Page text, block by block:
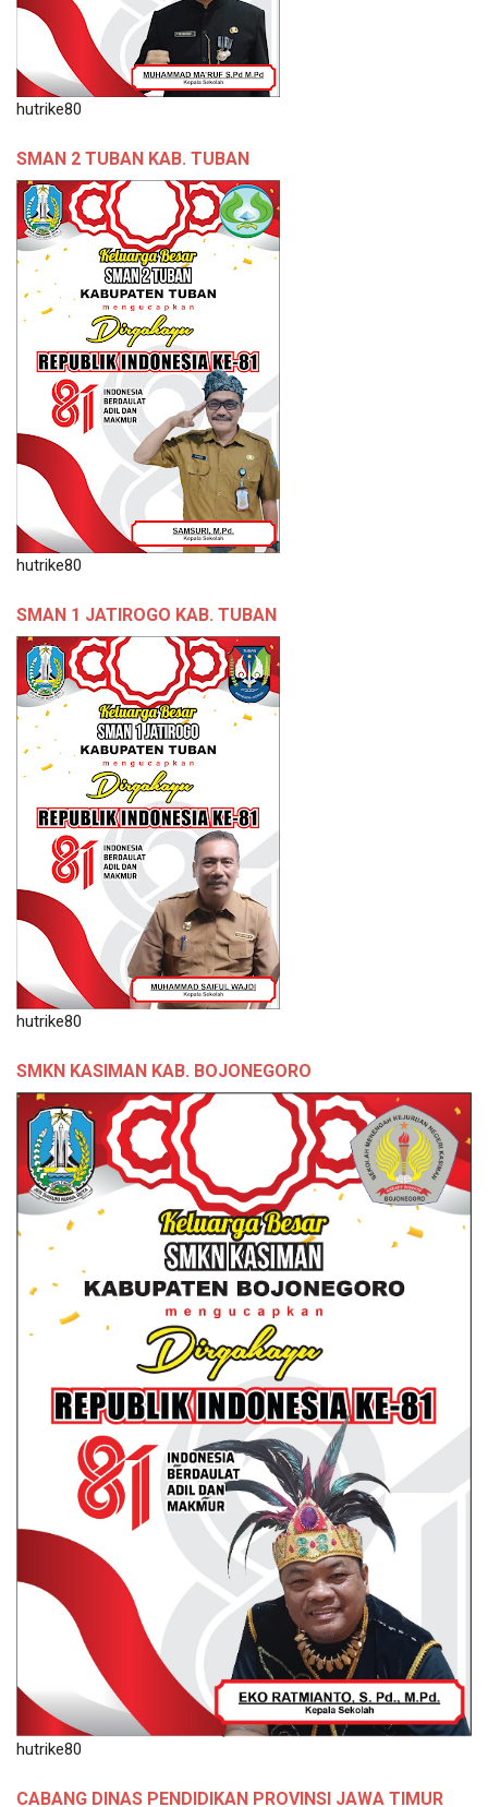
hutrike80
SMAN 2 TUBAN KAB. TUBAN
hutrike80
SMAN 1 JATIROGO KAB. TUBAN
hutrike80
SMKN KASIMAN KAB. BOJONEGORO
hutrike80
CABANG DINAS PENDIDIKAN PROVINSI JAWA TIMUR